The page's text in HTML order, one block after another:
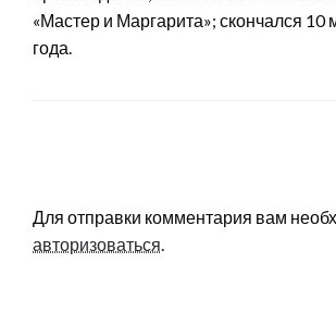
«Мастер и Маргарита»; скончался 10
года.
Для отправки комментария вам
авторизоваться.